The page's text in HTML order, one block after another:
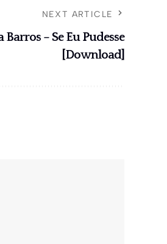
NEXT ARTICLE
– Se Eu Pudesse
[Download]